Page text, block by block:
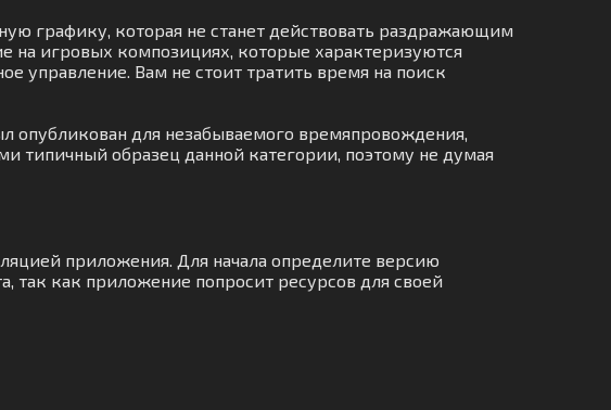
графику, которая не станет действовать раздражающим
на игровых композициях, которые характеризуются
управление. Вам не стоит тратить время на поиск
опубликован для незабываемого времяпровождения,
типичный образец данной категории, поэтому не думая
приложения. Для начала определите версию
так как приложение попросит ресурсов для своей